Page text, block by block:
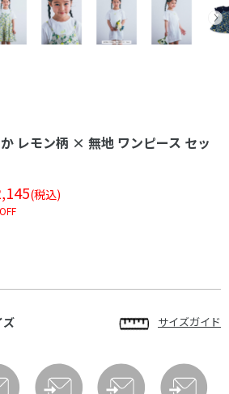
か レモン柄 × 無地 ワンピース セッ
(税込)
ズ サイズガイド